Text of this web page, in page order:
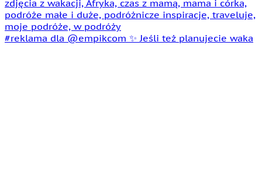
#reklama dla @empikcom ✨ Jeśli też planujecie waka